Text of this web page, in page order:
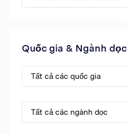
Quốc gia & Ngành dọc